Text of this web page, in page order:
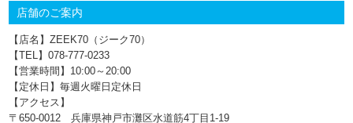
店舗のご案内
【店名】ZEEK70（ジーク70）
【TEL】078-777‐0233
【営業時間】10:00～20:00
【定休日】毎週火曜日定休日
【アクセス】
〒650-0012 兵庫県神戸市灘区水道筋4丁目1‐19